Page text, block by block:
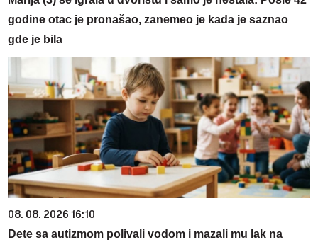
godine otac je pronašao, zanemeo je kada je saznao
gde je bila
08. 08. 2026 16:10
Dete sa autizmom polivali vodom i mazali mu lak na